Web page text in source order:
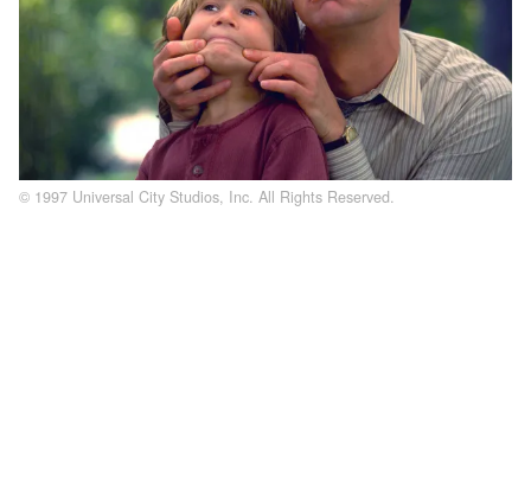
© 1997 Universal City Studios, Inc. All Rights Reserved.